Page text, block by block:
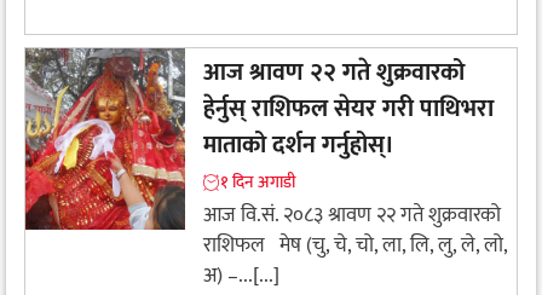
आज श्रावण २२ गते शुक्रवारको
हेर्नुस् राशिफल सेयर गरी पाथिभरा
माताको दर्शन गर्नुहोस्।
१ दिन अगाडी
आज वि.सं. २०८३ श्रावण २२ गते शुक्रवारको
राशिफल मेष (चु, चे, चो, ला, लि, लु, ले, लो,
अ) –...[...]